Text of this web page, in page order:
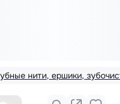
нити, ершики,